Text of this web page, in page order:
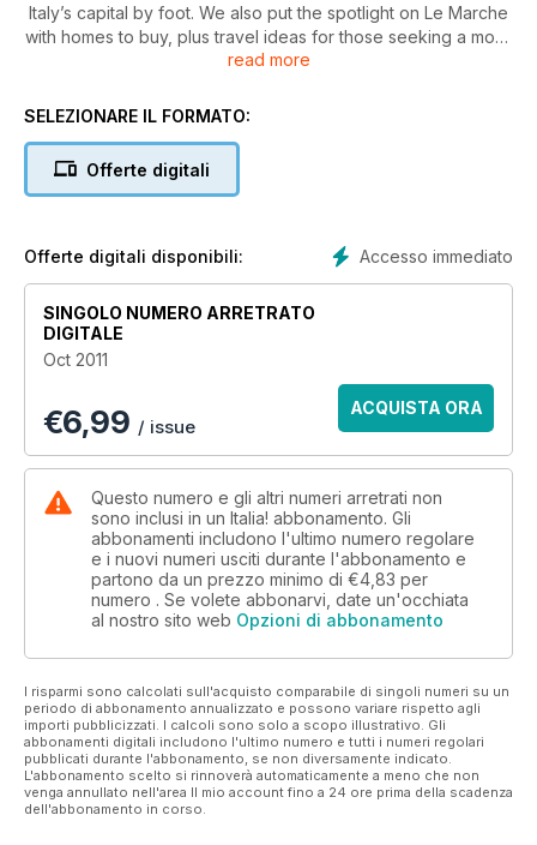
Italy’s capital by foot. We also put the spotlight on Le Marche
with homes to buy, plus travel ideas for those seeking a more
temporary stay. There's also a guide to Italy’s best bargain
recipes, and much more.
read more
SELEZIONARE IL FORMATO:
Offerte digitali
Accesso immediato
Offerte digitali disponibili:
SINGOLO NUMERO ARRETRATO
DIGITALE
Oct 2011
€6,99 / issue
ACQUISTA ORA
Questo numero e gli altri numeri arretrati non
sono inclusi in un Italia! abbonamento. Gli
abbonamenti includono l'ultimo numero regolare
e i nuovi numeri usciti durante l'abbonamento e
partono da un prezzo minimo di €4,83 per
numero . Se volete abbonarvi, date un'occhiata
al nostro sito web Opzioni di abbonamento
I risparmi sono calcolati sull'acquisto comparabile di singoli numeri su un
periodo di abbonamento annualizzato e possono variare rispetto agli
importi pubblicizzati. I calcoli sono solo a scopo illustrativo. Gli
abbonamenti digitali includono l'ultimo numero e tutti i numeri regolari
pubblicati durante l'abbonamento, se non diversamente indicato.
L'abbonamento scelto si rinnoverà automaticamente a meno che non
venga annullato nell'area Il mio account fino a 24 ore prima della scadenza
dell'abbonamento in corso.